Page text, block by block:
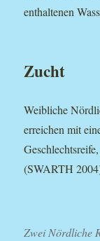
enthaltenen
Zucht
Weibliche
erreichen mit
(SWARTH
Zwei Nördliche